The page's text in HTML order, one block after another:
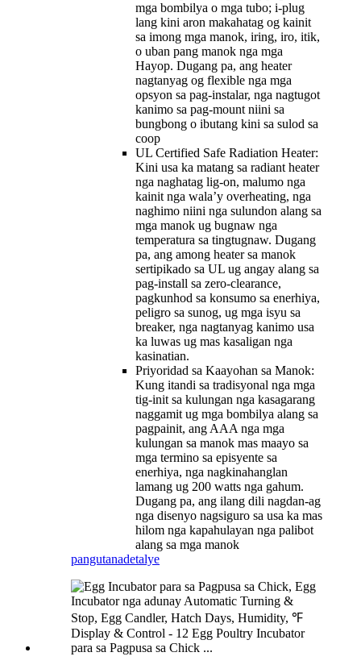
mga bombilya o mga tubo; i-plug
lang kini aron makahatag og kainit
sa imong mga manok, iring, iro, itik,
o uban pang manok nga mga
Hayop. Dugang pa, ang heater
nagtanyag og flexible nga mga
opsyon sa pag-instalar, nga nagtugot
kanimo sa pag-mount niini sa
bungbong o ibutang kini sa sulod sa
coop
UL Certified Safe Radiation Heater:
Kini usa ka matang sa radiant heater
nga naghatag lig-on, malumo nga
kainit nga wala’y overheating, nga
naghimo niini nga sulundon alang sa
mga manok ug bugnaw nga
temperatura sa tingtugnaw. Dugang
pa, ang among heater sa manok
sertipikado sa UL ug angay alang sa
pag-install sa zero-clearance,
pagkunhod sa konsumo sa enerhiya,
peligro sa sunog, ug mga isyu sa
breaker, nga nagtanyag kanimo usa
ka luwas ug mas kasaligan nga
kasinatian.
Priyoridad sa Kaayohan sa Manok:
Kung itandi sa tradisyonal nga mga
tig-init sa kulungan nga kasagarang
naggamit ug mga bombilya alang sa
pagpainit, ang AAA nga mga
kulungan sa manok mas maayo sa
mga termino sa episyente sa
enerhiya, nga nagkinahanglan
lamang ug 200 watts nga gahum.
Dugang pa, ang ilang dili nagdan-ag
nga disenyo nagsiguro sa usa ka mas
hilom nga kapahulayan nga palibot
alang sa mga manok
pangutanadetalye